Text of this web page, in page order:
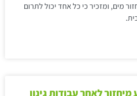
מים, ומזכיר כי כל אחד יכול לתרום
לאחר עבודות גינון